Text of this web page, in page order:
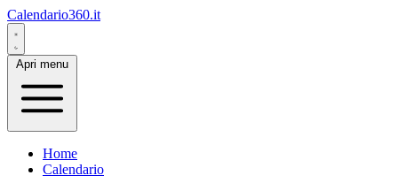
Calendario360.it
Apri menu
Home
Calendario